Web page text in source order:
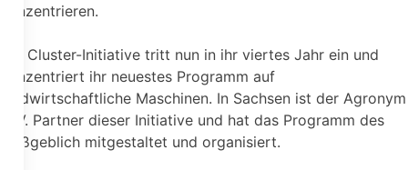
konzentrieren.
Die Cluster-Initiative tritt nun in ihr viertes Jahr ein und
konzentriert ihr neuestes Programm auf
landwirtschaftliche Maschinen. In Sachsen ist der Agronym
e. V. Partner dieser Initiative und hat das Programm des
maßgeblich mitgestaltet und organisiert.